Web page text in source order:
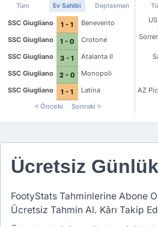
Tüm Ev Sahibi Deplasman
SSC Giugliano 1 - 1
Benevento
SSC Giugliano
1 - 0
Crotone
SSC Giugliano
3 - 1
Atalanta II
SSC Giugliano
2 - 0
Monopoli
SSC Giugliano
1 - 1
Latina
Önceki
Sonraki
AZ
Ücretsiz
FootyStats Tahminlerine Abone
Ücretsiz Tahmin Al. Kârı Takip